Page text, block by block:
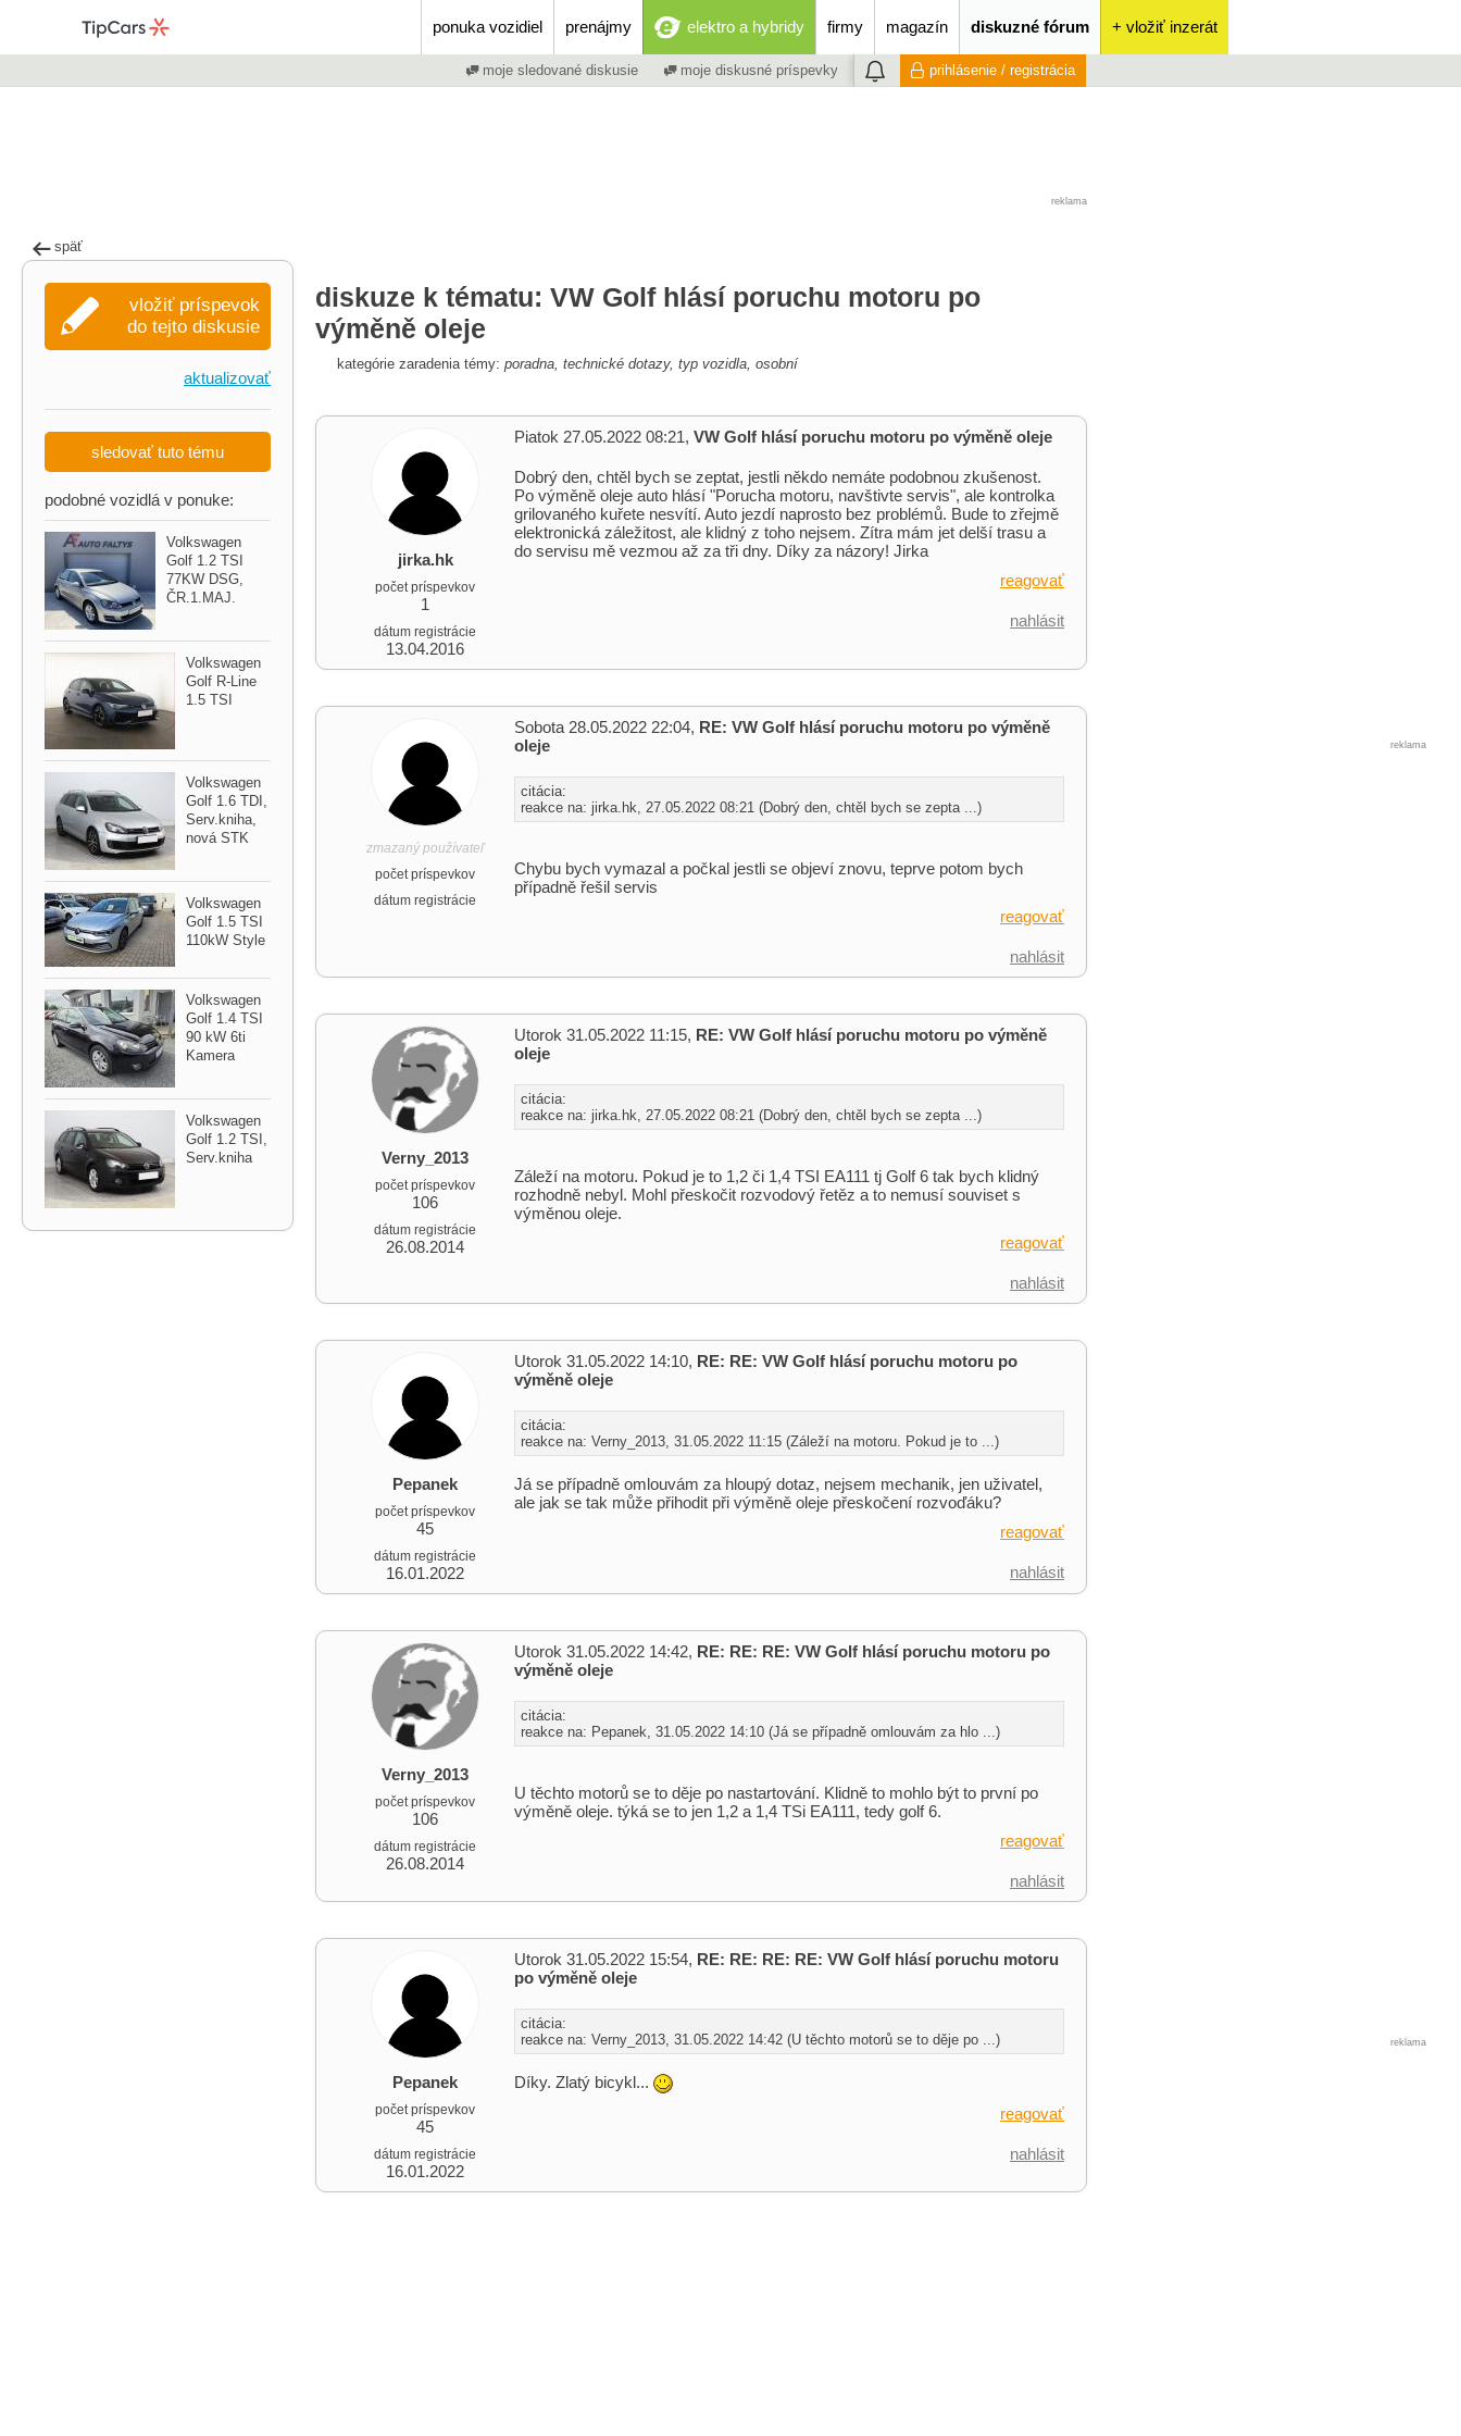
ponuka vozidiel prenájmy elektro a hybridy firmy magazín diskuzné fórum + vložiť inzerát
moje sledované diskusie moje diskusné príspevky prihlásenie / registrácia
reklama
späť
diskuze k tématu: VW Golf hlásí poruchu motoru po
výměně oleje
kategórie zaradenia témy: poradna, technické dotazy, typ vozidla, osobní
jirka.hk
počet príspevkov
1
dátum registrácie
13.04.2016
Piatok 27.05.2022 08:21, VW Golf hlásí poruchu motoru po výměně oleje
Dobrý den, chtěl bych se zeptat, jestli někdo nemáte podobnou zkušenost.
Po výměně oleje auto hlásí "Porucha motoru, navštivte servis", ale kontrolka
grilovaného kuřete nesvítí. Auto jezdí naprosto bez problémů. Bude to zřejmě
elektronická záležitost, ale klidný z toho nejsem. Zítra mám jet delší trasu a
do servisu mě vezmou až za tři dny. Díky za názory! Jirka
reagovať
nahlásit
zmazaný používateľ
počet príspevkov
dátum registrácie
Sobota 28.05.2022 22:04, RE: VW Golf hlásí poruchu motoru po výměně
oleje
citácia:
reakce na: jirka.hk, 27.05.2022 08:21 (Dobrý den, chtěl bych se zepta ...)
Chybu bych vymazal a počkal jestli se objeví znovu, teprve potom bych
případně řešil servis
reagovať
nahlásit
Verny_2013
počet príspevkov
106
dátum registrácie
26.08.2014
Utorok 31.05.2022 11:15, RE: VW Golf hlásí poruchu motoru po výměně
oleje
citácia:
reakce na: jirka.hk, 27.05.2022 08:21 (Dobrý den, chtěl bych se zepta ...)
Záleží na motoru. Pokud je to 1,2 či 1,4 TSI EA111 tj Golf 6 tak bych klidný
rozhodně nebyl. Mohl přeskočit rozvodový řetěz a to nemusí souviset s
výměnou oleje.
reagovať
nahlásit
Pepanek
počet príspevkov
45
dátum registrácie
16.01.2022
Utorok 31.05.2022 14:10, RE: RE: VW Golf hlásí poruchu motoru po
výměně oleje
citácia:
reakce na: Verny_2013, 31.05.2022 11:15 (Záleží na motoru. Pokud je to ...)
Já se případně omlouvám za hloupý dotaz, nejsem mechanik, jen uživatel,
ale jak se tak může přihodit při výměně oleje přeskočení rozvoďáku?
reagovať
nahlásit
Verny_2013
počet príspevkov
106
dátum registrácie
26.08.2014
Utorok 31.05.2022 14:42, RE: RE: RE: VW Golf hlásí poruchu motoru po
výměně oleje
citácia:
reakce na: Pepanek, 31.05.2022 14:10 (Já se případně omlouvám za hlo ...)
U těchto motorů se to děje po nastartování. Klidně to mohlo být to první po
výměně oleje. týká se to jen 1,2 a 1,4 TSi EA111, tedy golf 6.
reagovať
nahlásit
Pepanek
počet príspevkov
45
dátum registrácie
16.01.2022
Utorok 31.05.2022 15:54, RE: RE: RE: RE: VW Golf hlásí poruchu motoru
po výměně oleje
citácia:
reakce na: Verny_2013, 31.05.2022 14:42 (U těchto motorů se to děje po ...)
Díky. Zlatý bicykl...
reagovať
nahlásit
vložiť príspevok
do tejto diskusie
aktualizovať
sledovať tuto tému
podobné vozidlá v ponuke:
Volkswagen
Golf 1.2 TSI
77KW DSG,​
ČR.1.MAJ.
Volkswagen
Golf R​-Line
1.5 TSI
Volkswagen
Golf 1.6 TDI,​
Serv.kniha,​
nová STK
Volkswagen
Golf 1.5 TSI
110kW Style
Volkswagen
Golf 1.4 TSI
90 kW 6ti
Kamera
Volkswagen
Golf 1.2 TSI,​
Serv.kniha
reklama
reklama